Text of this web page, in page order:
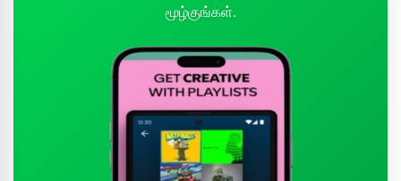
மூழ்குங்கள்.